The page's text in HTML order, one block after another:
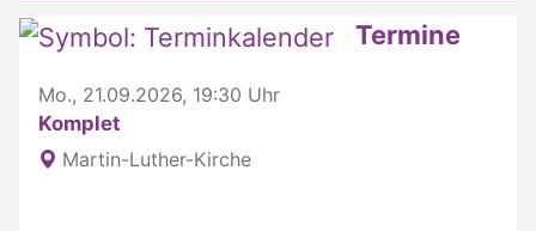
Weitere interessante Inhalte Termine
Mo., 21.09.2026, 19:30 Uhr
Komplet
Martin-Luther-Kirche